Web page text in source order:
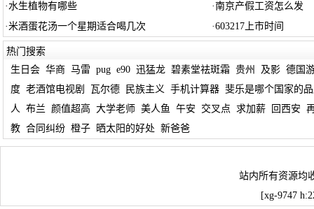
·水生植物有哪些 ·南京产假工资怎么发
·米酒蛋花汤一个星期适合喝几次 ·603217上市时间
热门搜索
生日会 华商 马雷 pug e90 迅猛龙 碧素堂祛斑霜 贵州 及影 德国
度 老酒馆电视剧 瓦尔德 民族主义 手机计算器 斐乐是哪个国家的
人 布兰 颜值超高 大学老师 美人鱼 午安 交叉点 求加薪 回西安
教 合同纠纷 橙子 晒太阳的好处 新爸爸
站内所有资源均
[xg-9747